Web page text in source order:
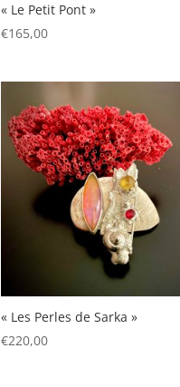
« Le Petit Pont »
€165,00
« Les Perles de Sarka »
€220,00